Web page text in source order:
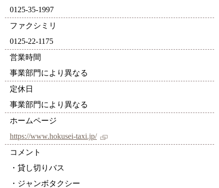
0125-35-1997
ファクシミリ
0125-22-1175
営業時間
事業部門により異なる
定休日
事業部門により異なる
ホームページ
https://www.hokusei-taxi.jp/
コメント
・貸し切りバス
・ジャンボタクシー